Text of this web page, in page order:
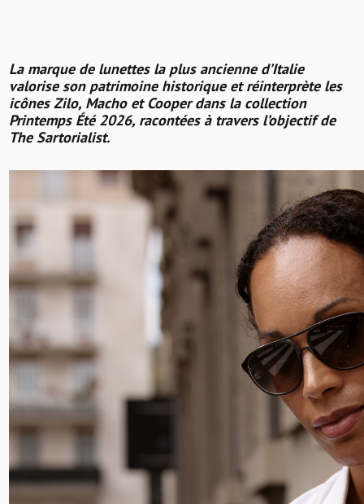
La marque de lunettes la plus ancienne d’Italie
valorise son patrimoine historique et réinterprète les
icônes Zilo, Macho et Cooper dans la collection
Printemps Été 2026, racontées à travers l’objectif de
The Sartorialist.